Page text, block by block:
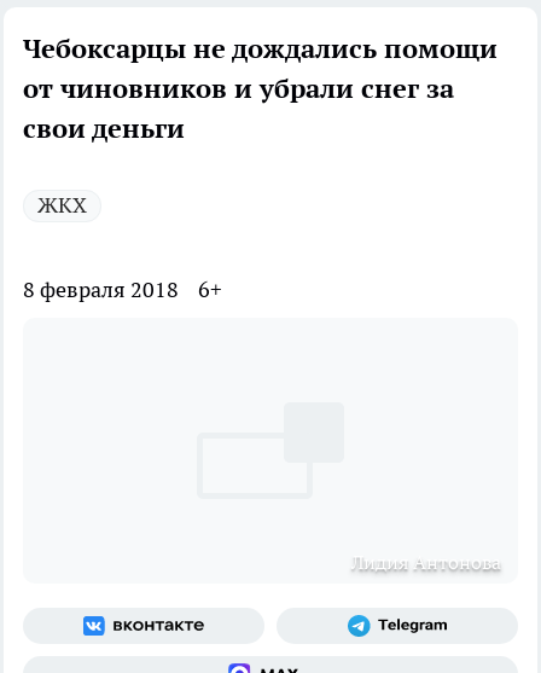
Чебоксарцы не дождались помощи
от чиновников и убрали снег за
свои деньги
ЖКХ
8 февраля 2018 6+
Лидия Антонова